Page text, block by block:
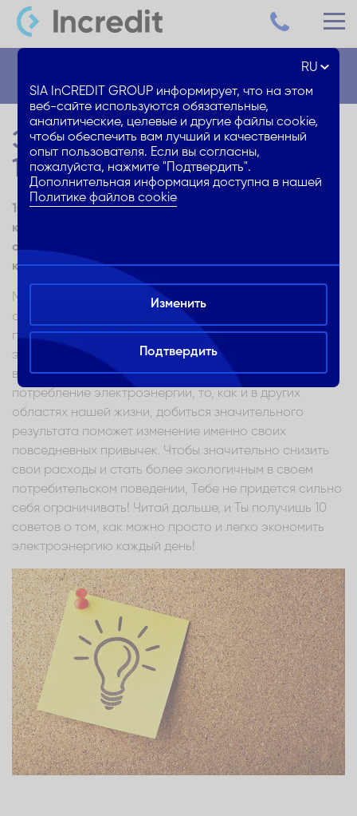
Экономия электроэнергии:
10 советов на каждый день
10 советов о том, как экономить электроэнергию
каждый день и в долгосрочной перспективе. Эти
советы помогут окружающей среде и Твоему
кошельку!
Мы пользуемся электроэнергией каждый день – в
современном мире этого не избежать, и часто после
получения очередного счета за использованное
электричество часто нам остается только тяжело
вздохнуть. Однако, если мы хотим снизить
потребление электроэнергии, то, как и в других
областях нашей жизни, добиться значительного
результата поможет изменение именно своих
повседневных привычек. Чтобы значительно снизить
свои расходы и стать более экологичным в своем
потребительском поведении, Тебе не придется сильно
себя ограничивать! Читай дальше, и Ты получишь 10
советов о том, как можно просто и легко экономить
электроэнергию каждый день!
RU
SIA InCREDIT GROUP информирует, что на этом
веб-сайте используются обязательные,
аналитические, целевые и другие файлы cookie,
чтобы обеспечить вам лучший и качественный
опыт пользователя. Если вы согласны,
пожалуйста, нажмите "Подтвердить".
Дополнительная информация доступна в нашей
Политике файлов cookie
Изменить
Подтвердить